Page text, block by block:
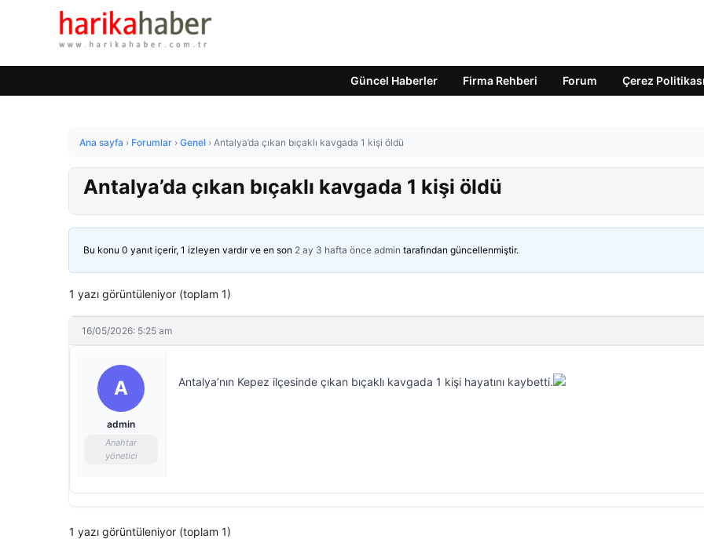
Güncel Haberler Firma Rehberi Forum Çerez Politikası
Ana sayfa › Forumlar › Genel › Antalya’da çıkan bıçaklı kavgada 1 kişi öldü
Antalya’da çıkan bıçaklı kavgada 1 kişi öldü
Bu konu 0 yanıt içerir, 1 izleyen vardır ve en son 2 ay 3 hafta önce admin tarafından güncellenmiştir.
1 yazı görüntüleniyor (toplam 1)
16/05/2026: 5:25 am
A
admin
Anahtar
yönetici
Antalya’nın Kepez ilçesinde çıkan bıçaklı kavgada 1 kişi hayatını kaybetti.
1 yazı görüntüleniyor (toplam 1)